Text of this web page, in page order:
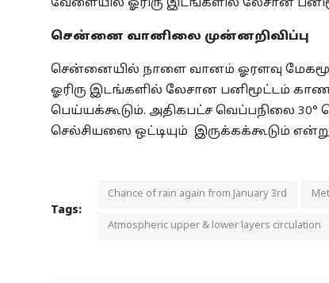
வேளையில் ஓரிரு இடங்களில் லேசான
சென்னை வானிலை முன்னறிவிப்பு
சென்னையில் நாளை வானம் ஓரளவு
ஓரிரு இடங்களில் லேசான பனிமூட்டம்
பெய்யக்கூடும். அதிகபட்ச வெப்பநிலை 30°
செல்சியஸை ஒட்டியும் இருக்கக்கூடும்
Tags:
Chance of rain again from January 3rd
Atmospheric upper & lower layers circulation